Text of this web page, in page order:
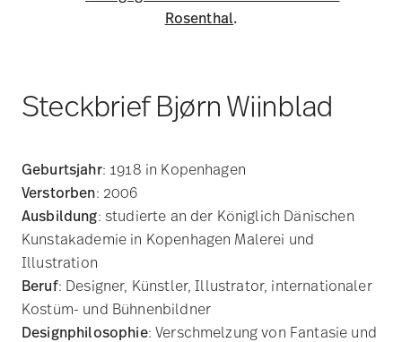
Verstorben: 2006
: studierte an der Königlich Dänischen
Beruf: Designer, Künstler, Illustrator, internationaler
Kostüm- und Bühnenbildner
Kunst, detailverliebte Ornamentik, oft inspiriert von
Musik und Theater
Einfluss auf Rosentha l: Entdeckung durch Philip
Rosenthal in den 1960ern; maßgeblicher Beitrag zur
Rosenthal Studio Line durch ikonische Kollektionen
wie „Romanze“ und „Zauberflöte“; seit 1957 über 49
Jahre Chefdesigner der Rosenthal AG
Wichtige Werke bei Rosenthal: